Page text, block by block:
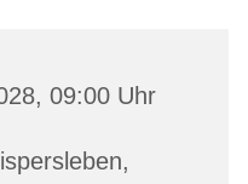
09:00 Uhr